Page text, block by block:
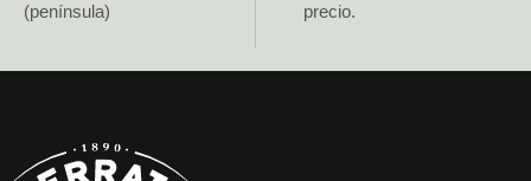
(península)
precio.